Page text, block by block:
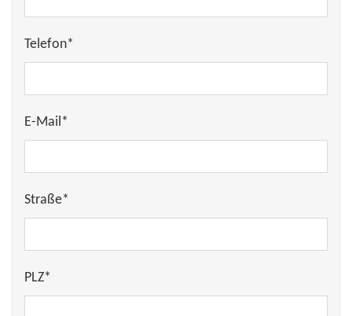
Telefon*
E-Mail*
Straße*
PLZ*